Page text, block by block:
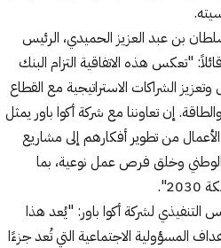
بن عبد العزيز الحميدي، الرئيس
"تعكس هذه الاتفاقية التزام البنك
الشراكات الاستراتيجية مع القطاع
إن تعاوننا مع شركة أكوا باور يمثل
من تطوير أفكارهم إلى مشاريع
وخلق فرص عمل نوعية، بما
التنفيذي لشركة أكوا باور: "يُعد هذا
المسؤولية الاجتماعية التي تُعد جزءًا